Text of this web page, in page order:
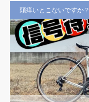
頭痒いとこないですか？